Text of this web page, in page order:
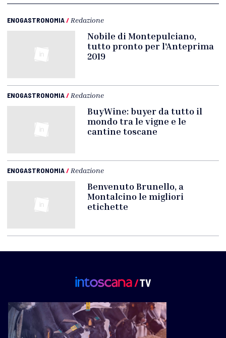
ENOGASTRONOMIA/ Redazione
Nobile di Montepulciano,
tutto pronto per l'Anteprima
2019
ENOGASTRONOMIA/ Redazione
BuyWine: buyer da tutto il
mondo tra le vigne e le
cantine toscane
ENOGASTRONOMIA/ Redazione
Benvenuto Brunello, a
Montalcino le migliori
etichette